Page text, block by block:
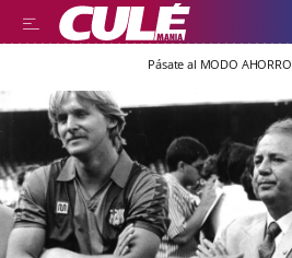
Pásate al MODO AHORRO